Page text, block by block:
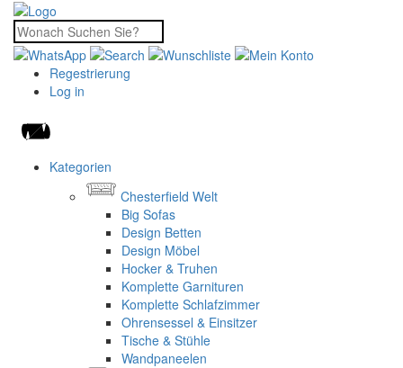
Regestrierung
Log in
Kategorien
Chesterfield Welt
Big Sofas
Design Betten
Design Möbel
Hocker & Truhen
Komplette Garnituren
Komplette Schlafzimmer
Ohrensessel & Einsitzer
Tische & Stühle
Wandpaneelen